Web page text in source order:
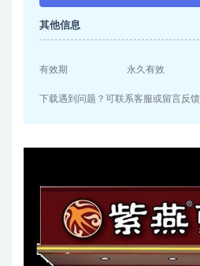
其他信息
有效期 永久有效
下载遇到问题？可联系客服或留言反馈